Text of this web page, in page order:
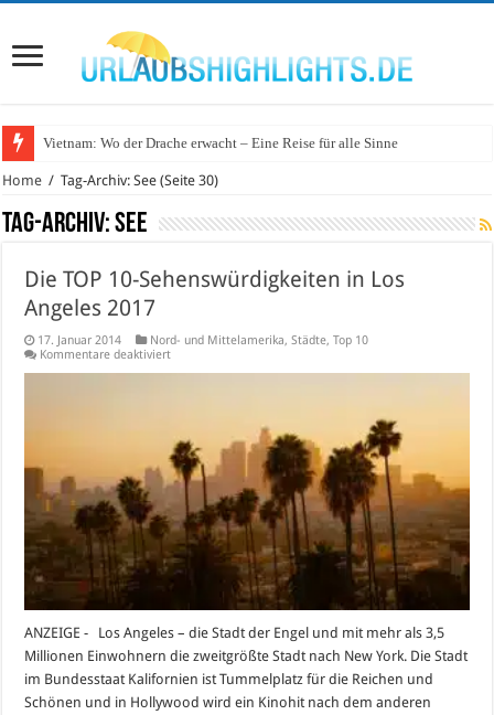
Vietnam: Wo der Drache erwacht – Eine Reise für alle Sinne
Wo lohnt sich Urlaub auf dem Wasser in Deutschland?
Home / Tag-Archiv: See (Seite 30)
Tag-Archiv:See
Die TOP 10-Sehenswürdigkeiten in Los
Angeles 2017
17. Januar 2014 Nord- und Mittelamerika,Städte,Top 10
Kommentare deaktiviertfür
Los
Angeles
2017
ANZEIGE - Los Angeles – die Stadt der Engel und mit mehr als 3,5
Millionen Einwohnern die zweitgrößte Stadt nach New York. Die Stadt
im Bundesstaat Kalifornien ist Tummelplatz für die Reichen und
Schönen und in Hollywood wird ein Kinohit nach dem anderen